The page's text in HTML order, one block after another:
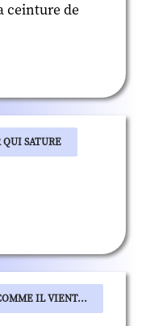
ceinture de
SATURE
IL VIENT...